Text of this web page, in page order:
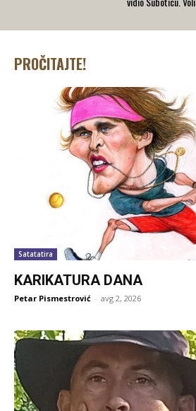
PROČITAJTE!
Satatatira
KARIKATURA DANA
Petar Pismestrović - avg 2, 2026